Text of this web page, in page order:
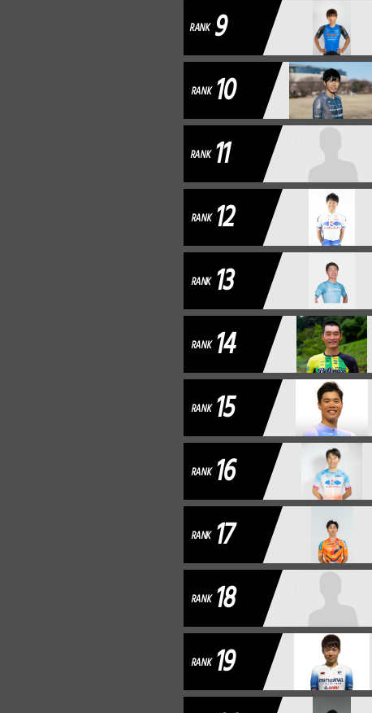
RANK 9
RANK 10
RANK 11
RANK 12
RANK 13
RANK 14
RANK 15
RANK 16
RANK 17
RANK 18
RANK 19